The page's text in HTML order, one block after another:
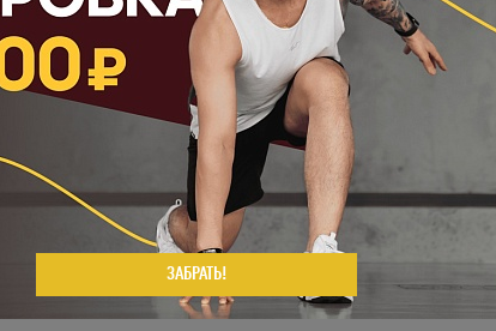
Укажите ваш возраст
Год
женская йога от Юлии Чернышевой с элементами дыхательных и
направлено на проработку мышц и связок, отвечающих за здоровое
системы.
в себя работу с гормональным фоном и женской энергией.
практике и испытывайте новые ощущения вместе с The Base!
номеру: 8 (495) 287-07-87.
ЗАБРАТЬ!